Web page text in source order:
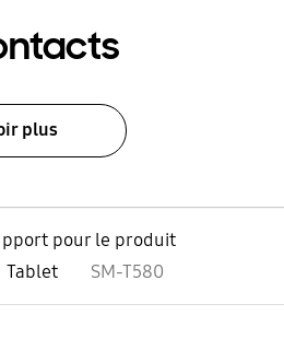
plus
pour le produit
Tablet SM-T580